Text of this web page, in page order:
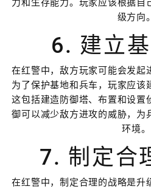
力和生存能力。玩家应该根据自
级方向。
6. 建立
在红警中，敌方玩家可能会发起
为了保护基地和兵车，玩家应该
这包括建造防御塔、布置和设置
御可以减少敌方进攻的威胁，为
环境。
7. 制定合
在红警中，制定合理的战略是升